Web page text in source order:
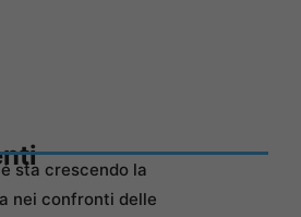
sta crescendo la
nei confronti delle